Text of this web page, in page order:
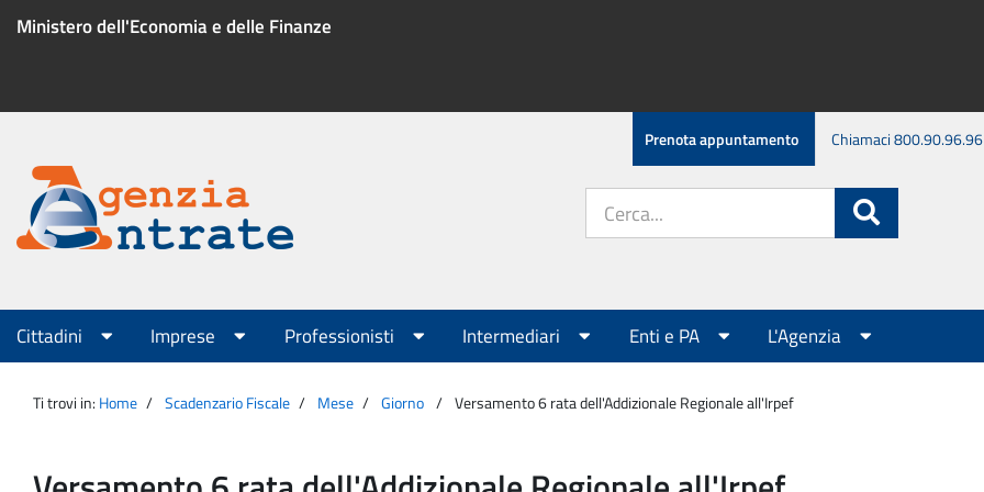
Ministero dell'Economia e delle Finanze
Menu
servizio
Prenota appuntamento Chiamaci 800.90.96.96
Agenzia
Entrate
sito:
Menu
principale
Cittadini Imprese Professionisti Intermediari Enti e PA L'Agenzia
Ti trovi in: Home Scadenzario Fiscale Mese Giorno Versamento 6 rata dell'Addizionale Regionale all'Irpef